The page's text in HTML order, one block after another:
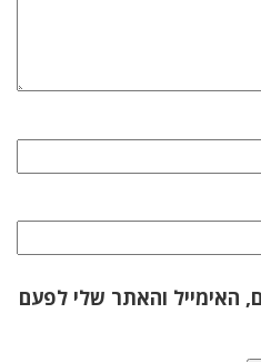
האימייל והאתר שלי לפעם